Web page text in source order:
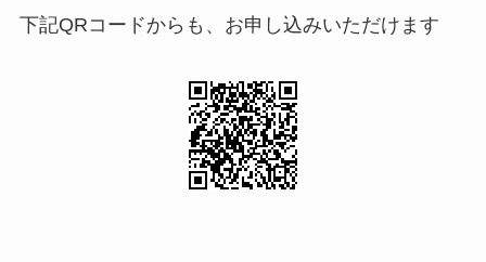
下記QRコードからも、お申し込みいただけます